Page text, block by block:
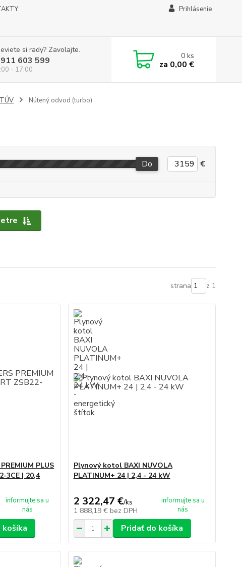
Prihlásenie
si rady? Zavolajte.
603 599
- 17:00
0ks
za 0,00 €
Nútený odvod (turbo)
Do €
strana z 1
PLUS
3CE | 20,4
informujte sa u
nás
košíka
Plynový kotol BAXI NUVOLA
PLATINUM+ 24 | 2,4 - 24 kW
2 322,47 €/ks
1 888,19 € bez DPH
informujte sa u
nás
Pridať do košíka